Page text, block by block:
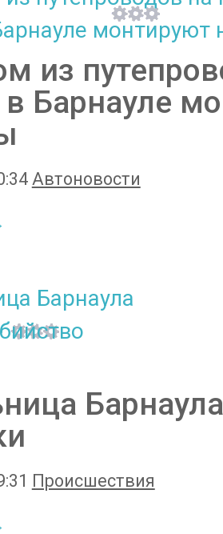
из
Барнауле
Автоновости
Происшествия